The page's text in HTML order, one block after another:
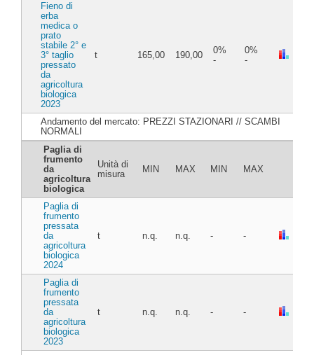
Fieno di
erba
medica o
prato
stabile 2° e
3° taglio
pressato
da
agricoltura
biologica
2023
t 165,00 190,00
0%
-
0%
-
Andamento del mercato: PREZZI STAZIONARI // SCAMBI
NORMALI
Paglia di
frumento
da
agricoltura
biologica
Unità di
misura
MIN MAX MIN MAX
Paglia di
frumento
pressata
da
agricoltura
biologica
2024
t n.q. n.q. - -
Paglia di
frumento
pressata
da
agricoltura
biologica
2023
t n.q. n.q. - -